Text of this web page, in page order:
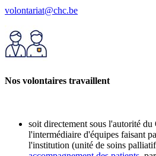
volontariat@chc.be
Nos volontaires travaillent
soit directement sous l'autorité
l'intermédiaire d'équipes faisant
l'institution (unité de soins